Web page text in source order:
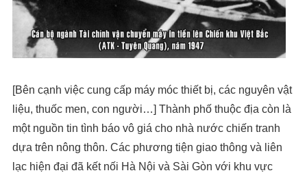
[Bên cạnh việc cung cấp máy móc thiết bị, các nguyên vật
liệu, thuốc men, con người…] Thành phố thuộc địa còn là
một nguồn tin tình báo vô giá cho nhà nước chiến tranh
dựa trên nông thôn. Các phương tiện giao thông và liên
lạc hiện đại đã kết nối Hà Nội và Sài Gòn với khu vực